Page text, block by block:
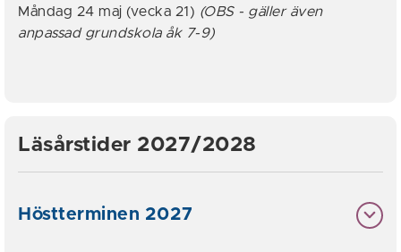
Måndag 24 maj (vecka 21) (OBS - gäller även
anpassad grundskola åk 7-9)
Läsårstider 2027/2028
Höstterminen 2027